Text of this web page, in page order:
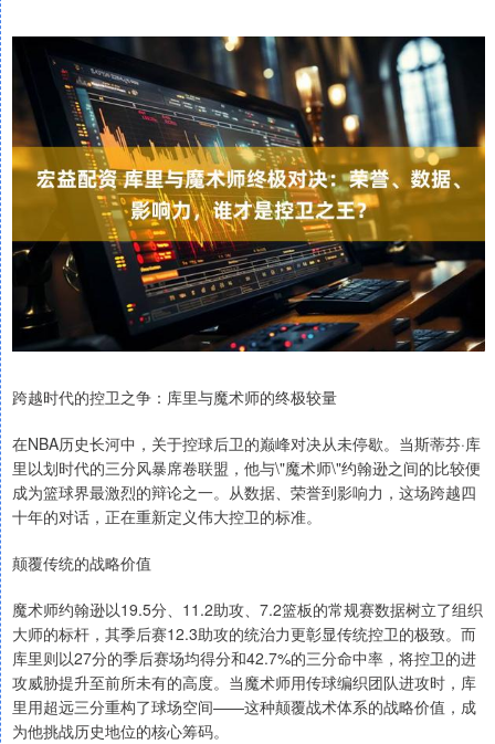
跨越时代的控卫之争：库里与魔术师的终极较量
在NBA历史长河中，关于控球后卫的巅峰对决从未停歇。当斯蒂芬·库
里以划时代的三分风暴席卷联盟，他与\"魔术师\"约翰逊之间的比较便
成为篮球界最激烈的辩论之一。从数据、荣誉到影响力，这场跨越四
十年的对话，正在重新定义伟大控卫的标准。
颠覆传统的战略价值
魔术师约翰逊以19.5分、11.2助攻、7.2篮板的常规赛数据树立了组织
大师的标杆，其季后赛12.3助攻的统治力更彰显传统控卫的极致。而
库里则以27分的季后赛场均得分和42.7%的三分命中率，将控卫的进
攻威胁提升至前所未有的高度。当魔术师用传球编织团队进攻时，库
里用超远三分重构了球场空间——这种颠覆战术体系的战略价值，成
为他挑战历史地位的核心筹码。